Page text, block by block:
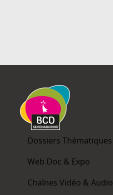
Dossiers Thématiques
Web Doc & Expo
Chaînes Vidéo & Audio